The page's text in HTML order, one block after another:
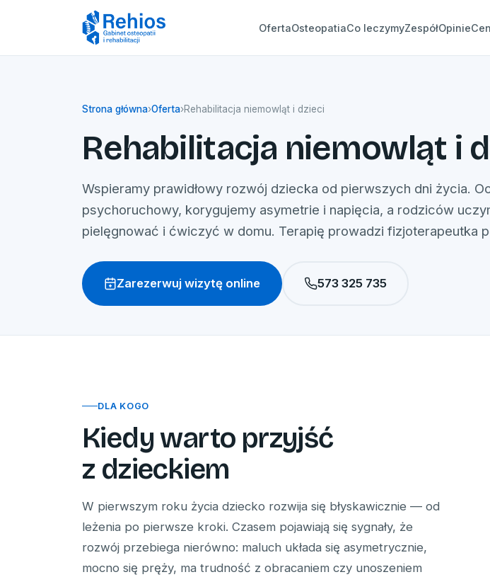
OfertaOsteopatiaCo leczymyZespółOpinie
Strona główna›Oferta›Rehabilitacja niemowląt i dzieci
Rehabilitacja niemowląt i
Wspieramy prawidłowy rozwój dziecka od pierwszych dni życia.
psychoruchowy, korygujemy asymetrie i napięcia, a rodziców
pielęgnować i ćwiczyć w domu. Terapię prowadzi fizjoterapeutka
Zarezerwuj wizytę online 573 325 735
DLA KOGO
Kiedy warto przyjść
z dzieckiem
W pierwszym roku życia dziecko rozwija się błyskawicznie — od
leżenia po pierwsze kroki. Czasem pojawiają się sygnały, że
rozwój przebiega nierówno: maluch układa się asymetrycznie,
mocno się pręży, ma trudność z obracaniem czy unoszeniem